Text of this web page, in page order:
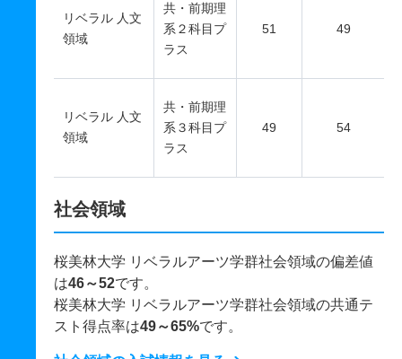
リベラル 人文
領域
共・前期理
系２科目プ
ラス
51 49
リベラル 人文
領域
共・前期理
系３科目プ
ラス
49 54
社会領域
桜美林大学 リベラルアーツ学群社会領域の偏差値
は46～52です。
桜美林大学 リベラルアーツ学群社会領域の共通テ
スト得点率は49～65%です。